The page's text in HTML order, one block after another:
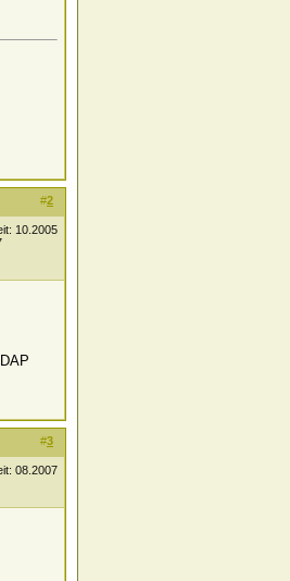
#2
10.2005
#3
08.2007